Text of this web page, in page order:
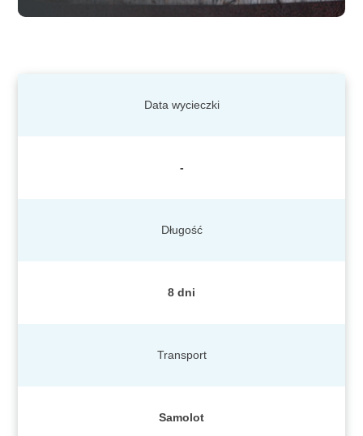
Data wycieczki
-
Długość
8 dni
Transport
Samolot